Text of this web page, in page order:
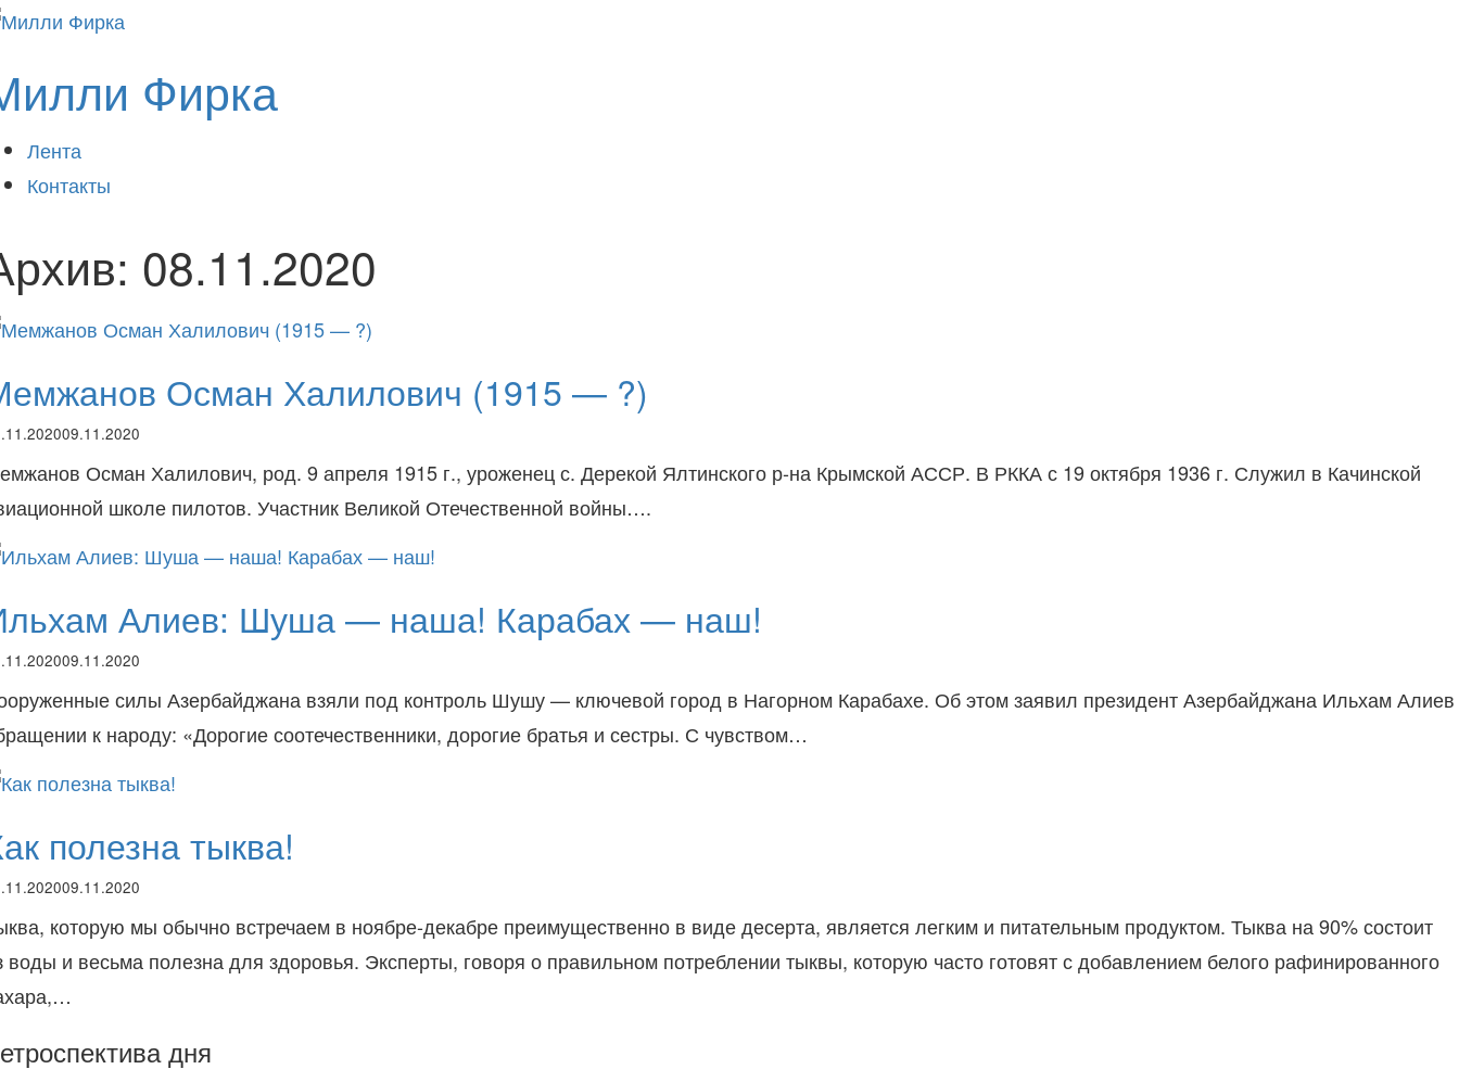
Фирка
Лента
Контакты
08.11.2020
Осман Халилович (1915 — ?)
09.11.2020
Осман Халилович, род. 9 апреля 1915 г., уроженец с. Дерекой Ялтинского р-на Крымской АССР. В РККА с 19 октября 1936 г. Служил в Качинской
школе пилотов. Участник Великой Отечественной войны….
Алиев: Шуша — наша! Карабах — наш!
09.11.2020
силы Азербайджана взяли под контроль Шушу — ключевой город в Нагорном Карабахе. Об этом заявил президент Азербайджана Ильхам
к народу: «Дорогие соотечественники, дорогие братья и сестры. С чувством…
полезна тыква!
09.11.2020
которую мы обычно встречаем в ноябре-декабре преимущественно в виде десерта, является легким и питательным продуктом. Тыква на 90% состоит
воды и весьма полезна для здоровья. Эксперты, говоря о правильном потреблении тыквы, которую часто готовят с добавлением белого рафинированного
дня